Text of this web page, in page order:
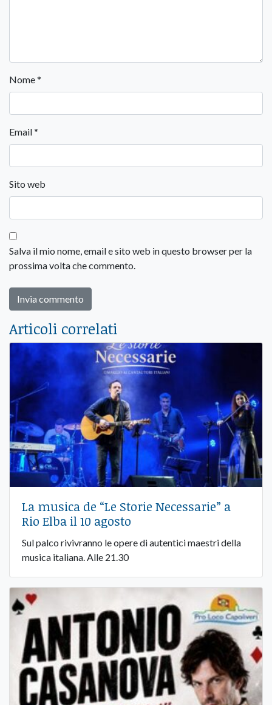
Nome*
Email*
Sito web
Salva il mio nome, email e sito web in questo browser per la
prossima volta che commento.
Articoli correlati
La musica de “Le Storie Necessarie” a
Rio Elba il 10 agosto
Sul palco rivivranno le opere di autentici maestri della
musica italiana. Alle 21.30